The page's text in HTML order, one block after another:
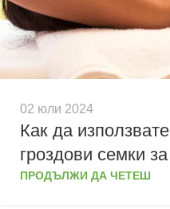
02 юли 2024
Как да
гроздови семки
ПРОДЪЛЖИ ДА ЧЕТЕШ